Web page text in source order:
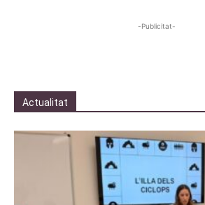
-Publicitat-
Actualitat